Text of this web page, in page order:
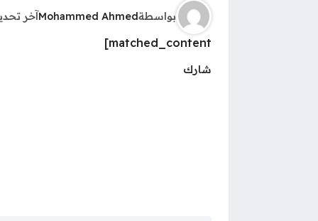
بواسطةMohammed Ahmedآخر
matched_content]
شارك